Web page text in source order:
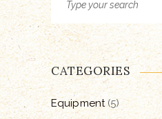
for:
CATEGORIES
Equipment(5)